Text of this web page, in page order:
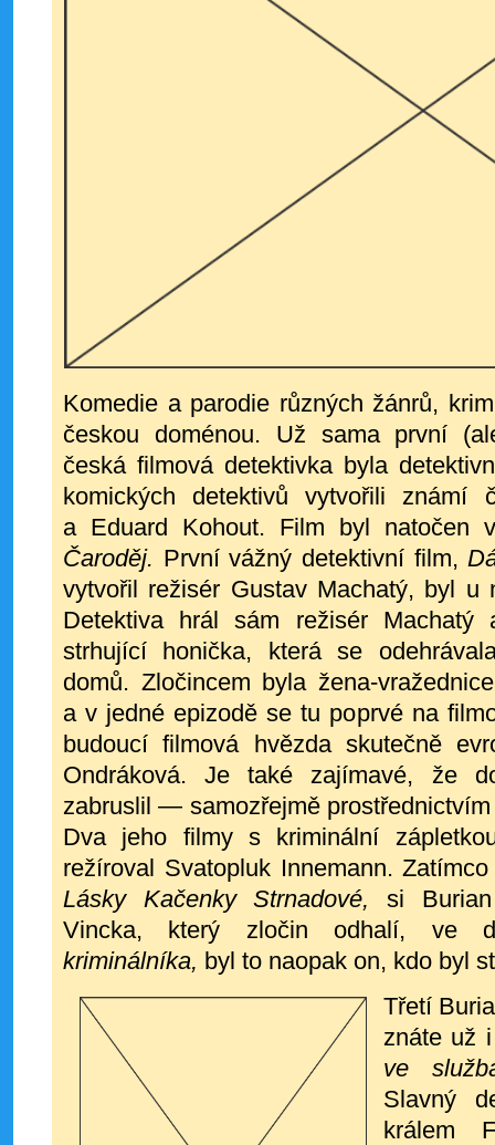
Komedie a parodie různých žánrů,
českou doménou. Už sama první
česká filmová detektivka byla
komických detektivů vytvořili známí
a Eduard Kohout. Film byl natočen
Čaroděj. První vážný detektivní film,
vytvořil režisér Gustav Machatý, byl u
Detektiva hrál sám režisér
strhující honička, která se
domů. Zločincem byla žena-
a v jedné epizodě se tu poprvé na
budoucífilmová hvězda skutečně
Ondráková. Je také zajímavé, že
zabruslil — samozřejmě
Dva jeho filmy s kriminální
režíroval Svatopluk Innemann.
Lásky KačenkyStrnadové,si
Vincka, který zločin odhalí, ve
kriminálníka, byl to naopak on, kdo byl
Třetí
znáte už
ve
Slavný
králem